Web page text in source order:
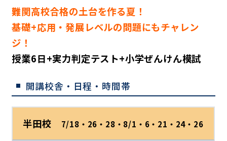
難関高校合格の土台を作る夏！
基礎+応用・発展レベルの問題にもチャレン
ジ！
授業6日+実力判定テスト+小学ぜんけん模試
開講校舎・日程・時間帯
半田校 7/18・26・28・8/1・6・21・24・26